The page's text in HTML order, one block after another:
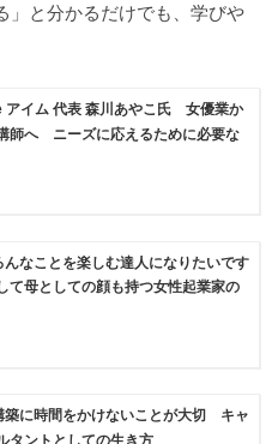
」と分かるだけでも、学びや
アイム 代表 森川あやこ氏 女優業か
師へ ニーズに応えるために必要な
んなことを楽しむ達人になりたいです
母としての顔も持つ女性起業家の
築に時間をかけないことが大切 キャ
タントとしての生き方